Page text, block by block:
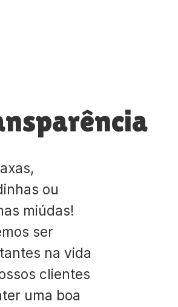
ou
miúdas!
ser
na vida
clientes
uma boa